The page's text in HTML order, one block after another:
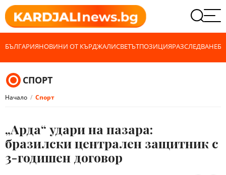
БЪЛГАРИЯНОВИНИ ОТ КЪРДЖАЛИСВЕТЪТПОЗИЦИЯРАЗСЛЕДВАНЕ
СПОРТ
Начало Спорт
„Арда“ удари на пазара:
бразилски централен защитник с
3-годишен договор